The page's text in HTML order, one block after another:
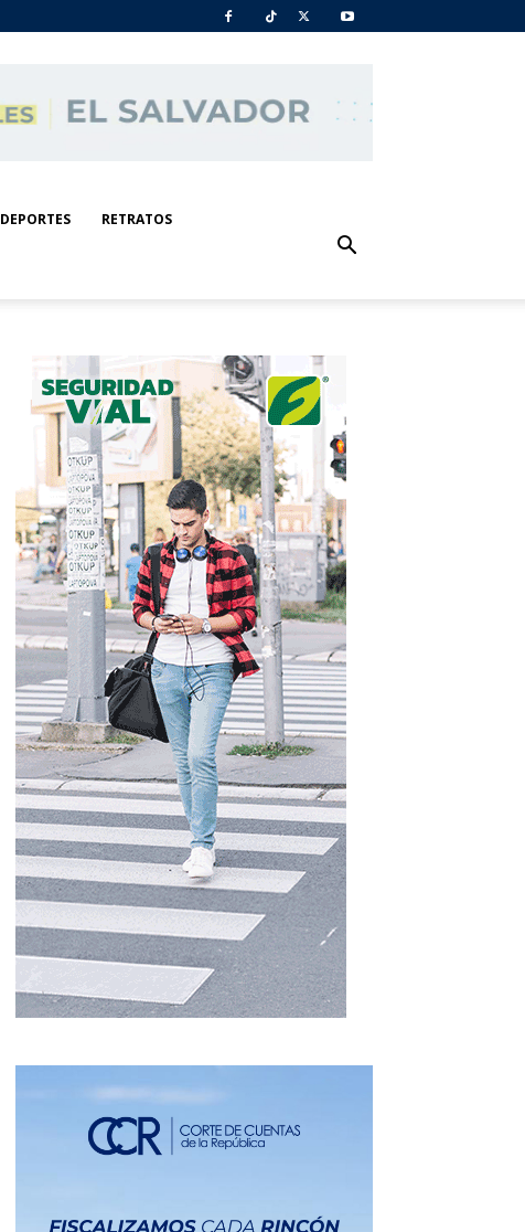
DEPORTES RETRATOS